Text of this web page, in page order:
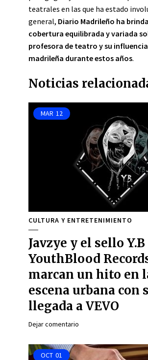
teatrales en las que ha estado
general, Diario Madrileño ha
cobertura equilibrada y variada
profesora de teatro y su influencia
madrileña durante estos años.
Noticias
MAR 12
CULTURA Y ENTRETENIMIENTO
Javzye y el sello Y.B
YouthBlood
marcan un hito en
escena urbana con
llegada a VEVO
Dejar comentario
OCT 01